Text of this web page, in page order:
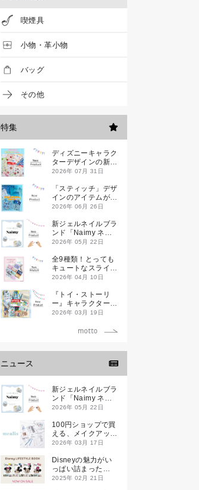
喫煙具
小物・革小物
バッグ
その他
特集
ディズニーキャラク
ターデザインの新作
シールが一挙発売
2026年 07月 31日
「スティッチ」デザ
インのアイテムが新
登場です
2026年 06月 26日
新ジェルネイルブラ
ンド「Naimy ネイ
ミィ」が誕生します
2026年 05月 22日
全9種類！とっても
キュートなスライダ
ーケースが新登場し
2026年 04月 10日
『トイ・ストーリ
ー』キャラクターデ
ザインのランチ＆文
2026年 03月 19日
ニュース
新ジェルネイルブラ
ンド「Naimy ネイ
ミィ」が誕生します
2026年 05月 22日
100円ショップで買
える、メイクアップ
ブランド
ス）」誕生。
2026年 03月 17日
Disneyの魅力がい
っぱい詰まった
『Disney
2025年 02月 21日